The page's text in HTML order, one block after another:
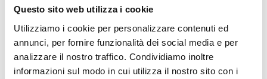
Questo sito web utilizza i cookie
Utilizziamo i cookie per personalizzare contenuti ed
annunci, per fornire funzionalità dei social media e per
analizzare il nostro traffico. Condividiamo inoltre
informazioni sul modo in cui utilizza il nostro sito con i
Futuro Studente
Studente Iscritto
Studente Internazionale